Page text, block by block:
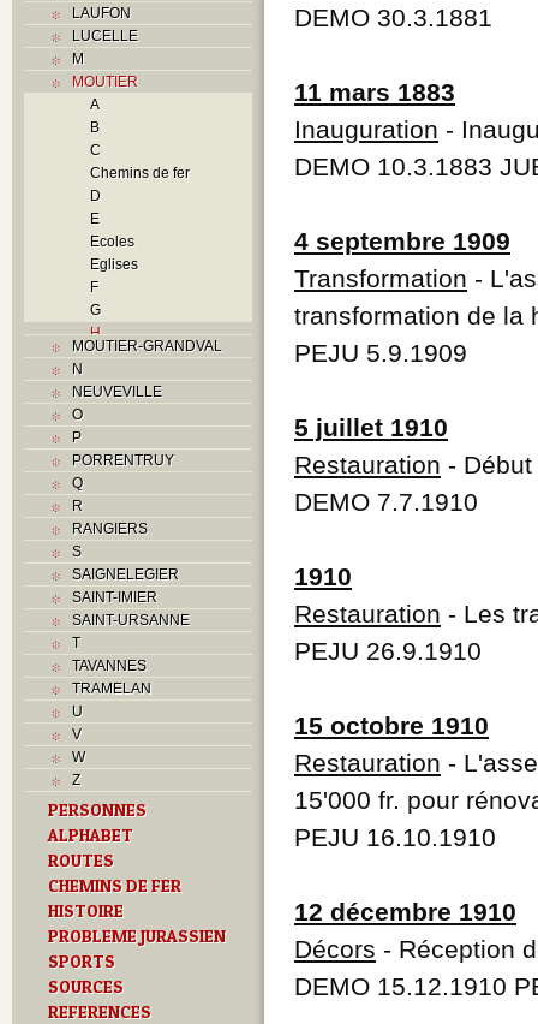
LAUFON
LUCELLE
M
MOUTIER
A
B
C
Chemins de fer
D
E
Ecoles
Eglises
F
G
H
Histoire
Industrie
M
O
Paroisses
Problème jurassien
Q
S
Sociétés locales
Z
MOUTIER-GRANDVAL
N
NEUVEVILLE
O
P
PORRENTRUY
Q
R
RANGIERS
S
SAIGNELEGIER
SAINT-IMIER
SAINT-URSANNE
T
TAVANNES
TRAMELAN
U
V
W
Z
PERSONNES
ALPHABET
ROUTES
CHEMINS DE FER
HISTOIRE
PROBLEME JURASSIEN
SPORTS
SOURCES
REFERENCES
DEMO 30.3.1881
11 mars 1883
Inauguration -
DEMO 10.3.1883
4 septembre 1909
Transformation -
transformation de la
PEJU 5.9.1909
5 juillet 1910
Restauration -
DEMO 7.7.1910
1910
Restauration - Les
PEJU 26.9.1910
15 octobre 1910
Restauration -
15'000 fr. pour
PEJU 16.10.1910
12 décembre 1910
Décors - Réception
DEMO 15.12.1910